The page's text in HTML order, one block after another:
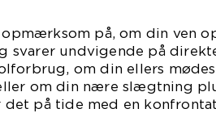
på, om din ven
svarer undvigende på
om din ellers
om din nære slægtning
det på tide med en